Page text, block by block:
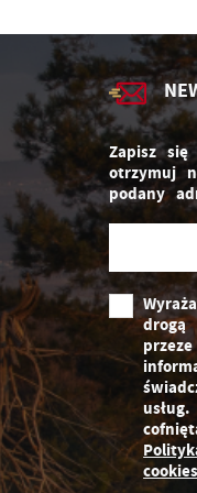
Zapisz
otrzymuj
podany
drogą
cookies